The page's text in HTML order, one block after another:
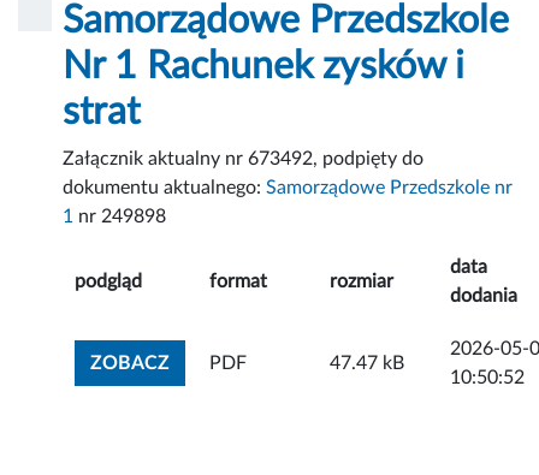
Samorządowe Przedszkole
Nr 1 Rachunek zysków i
strat
Załącznik aktualny nr 673492, podpięty do
dokumentu aktualnego:Samorządowe Przedszkole nr
1 nr 249898
podgląd format rozmiar
data
dodania
ZOBACZZOBACZ ZAŁĄCZNIK
PDF 47.47 kB
2026-05-
10:50:52